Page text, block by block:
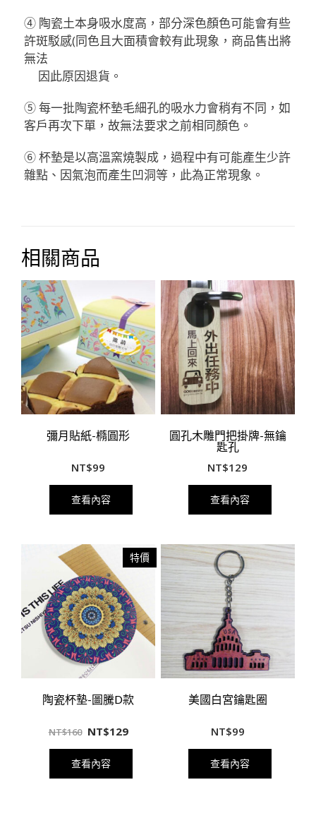
④ 陶瓷土本身吸水度高，部分深色顏色可能會有些
許斑駁感(同色且大面積會較有此現象，商品售出將
無法
因此原因退貨。
⑤ 每一批陶瓷杯墊毛細孔的吸水力會稍有不同，如
客戶再次下單，故無法要求之前相同顏色。
⑥ 杯墊是以高溫窯燒製成，過程中有可能產生少許
雜點、因氣泡而產生凹洞等，此為正常現象。
相關商品
彌月貼紙-橢圓形
NT$99
查看內容
圓孔木雕門把掛牌-無鑰
匙孔
NT$129
查看內容
特價
陶瓷杯墊-圖騰D款
NT$160 NT$129
查看內容
美國白宮鑰匙圈
NT$99
查看內容